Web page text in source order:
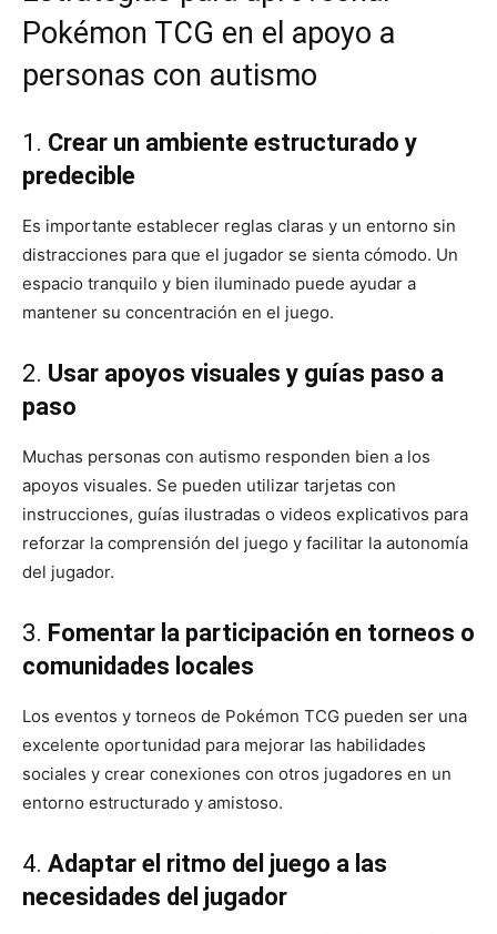
Pokémon TCG en el apoyo a
personas con autismo
1. Crear un ambiente estructurado y
predecible
Es importante establecer reglas claras y un entorno sin
distracciones para que el jugador se sienta cómodo. Un
espacio tranquilo y bien iluminado puede ayudar a
mantener su concentración en el juego.
2. Usar apoyos visuales y guías paso a
paso
Muchas personas con autismo responden bien a los
apoyos visuales. Se pueden utilizar tarjetas con
instrucciones, guías ilustradas o videos explicativos para
reforzar la comprensión del juego y facilitar la autonomía
del jugador.
3. Fomentar la participación en torneos o
comunidades locales
Los eventos y torneos de Pokémon TCG pueden ser una
excelente oportunidad para mejorar las habilidades
sociales y crear conexiones con otros jugadores en un
entorno estructurado y amistoso.
4. Adaptar el ritmo del juego a las
necesidades del jugador